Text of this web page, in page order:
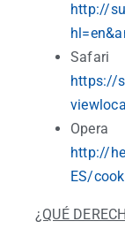
http://
Safari
https://
Opera
http://
ES/
¿QUÉ